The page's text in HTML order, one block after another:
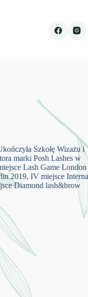
Szkołę Wizażu i
marki Posh Lashes w
Lash Game
2019, IV miejsce
Diamond lash&brow